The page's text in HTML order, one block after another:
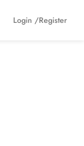
Login /Register